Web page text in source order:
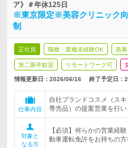
ア》＃年休125日
※東京限定※美容クリニック
制
正社員 職種・業種未経験OK 急募
第二新卒歓迎 リモートワーク可
情報更新日：2026/06/16 終了予定日：
仕事内容
自社ブランドコスメ（ス
専売品）の提案営業を行い
対象と
なる方
【必須】何らかの営業経
動車運転免許をお持ちの